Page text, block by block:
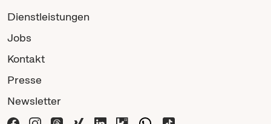
Dienstleistungen
Jobs
Kontakt
Presse
Newsletter